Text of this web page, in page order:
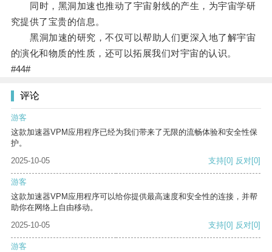
同时，黑洞加速也推动了宇宙射线的产生，为宇宙学研
究提供了宝贵的信息。
黑洞加速的研究，不仅可以帮助人们更深入地了解宇宙
的演化和物质的性质，还可以拓展我们对宇宙的认识。
#44#
评论
游客
这款加速器VPM应用程序已经为我们带来了无限的流畅体验和安全性保
护。
2025-10-05
支持[0] 反对[0]
游客
这款加速器VPM应用程序可以给你提供最高速度和安全性的连接，并帮
助你在网络上自由移动。
2025-10-05
支持[0] 反对[0]
游客